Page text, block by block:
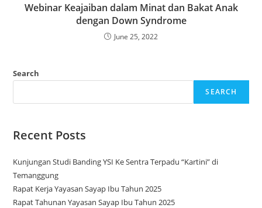
Webinar Keajaiban dalam Minat dan Bakat Anak
dengan Down Syndrome
June 25, 2022
Search
SEARCH
Recent Posts
Kunjungan Studi Banding YSI Ke Sentra Terpadu “Kartini” di
Temanggung
Rapat Kerja Yayasan Sayap Ibu Tahun 2025
Rapat Tahunan Yayasan Sayap Ibu Tahun 2025